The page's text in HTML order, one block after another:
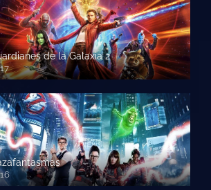
de la Galaxia 2
HD
HD